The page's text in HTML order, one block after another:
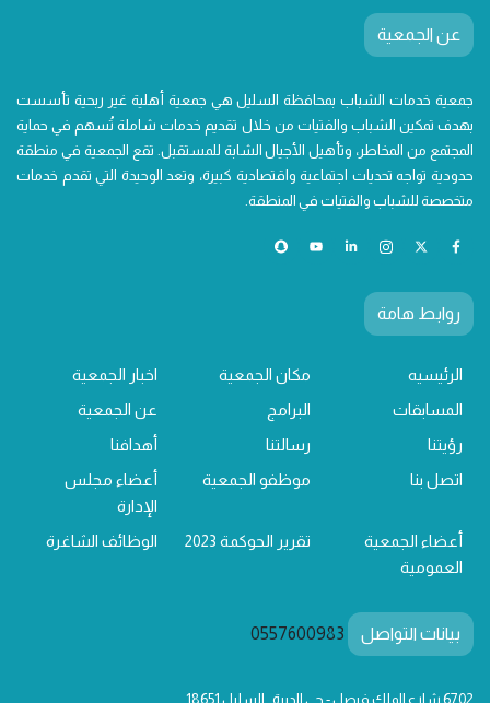
عن الجمعية
جمعية خدمات الشباب بمحافظة السليل هي جمعية أهلية غير ربحية تأسست
بهدف تمكين الشباب والفتيات من خلال تقديم خدمات شاملة تُسهم في حماية
المجتمع من المخاطر، وتأهيل الأجيال الشابة للمستقبل. تقع الجمعية في منطقة
حدودية تواجه تحديات اجتماعية واقتصادية كبيرة، وتعد الوحيدة التي تقدم خدمات
متخصصة للشباب والفتيات في المنطقة.
روابط هامة
الرئيسيه مكان الجمعية
اخبار الجمعية
المسابقات
البرامج
عن الجمعية
رؤيتنا
رسالتنا
أهدافنا
اتصل بنا
موظفو الجمعية
أعضاء مجلس
الإدارة
أعضاء الجمعية
العمومية
تقرير الحوكمة 2023 الوظائف الشاغرة
بيانات التواصل 0557600983
6702 شارع الملك فيصل - حي الديرة , السليل 18651